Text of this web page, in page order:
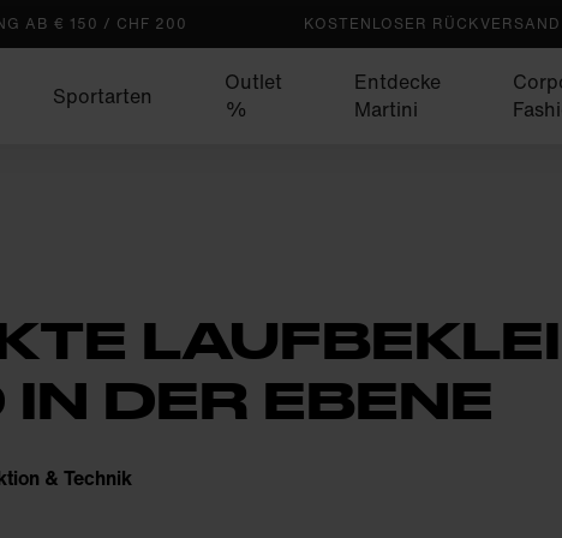
AB € 150 / CHF 200 KOSTENLOSER
Sportarten
Outlet
%
Entdecke
Martini
DER EBENE
& Technik